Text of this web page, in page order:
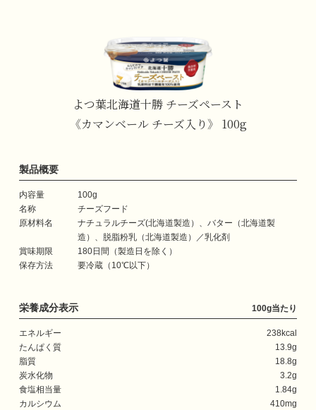
よつ葉北海道十勝 チーズペースト
《カマンベールチーズ入り》 100g
製品概要
内容量
100g
名称
チーズフード
原材料名
ナチュラルチーズ(北海道製造）、 バター（北海道製
造）、脱脂粉乳（北海道製造）／乳化剤
賞味期限
180日間（製造日を除く）
保存方法
要冷蔵（10℃以下）
栄養成分表示 100g当たり
エネルギー
238kcal
たんぱく質
13.9g
脂質
18.8g
炭水化物
3.2g
食塩相当量
1.84g
カルシウム
410mg